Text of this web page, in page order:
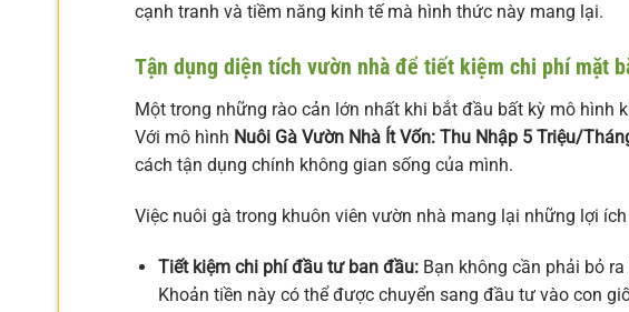
cạnh tranh và tiềm năng kinh tế mà hình thức này mang lại.
Tận dụng diện tích vườn nhà để tiết kiệm chi phí mặt
Một trong những rào cản lớn nhất khi bắt đầu bất kỳ mô hình
Với mô hình Nuôi Gà Vườn Nhà Ít Vốn: Thu Nhập 5 Triệu/
cách tận dụng chính không gian sống của mình.
Việc nuôi gà trong khuôn viên vườn nhà mang lại những lợi
Tiết kiệm chi phí đầu tư ban đầu:Bạn không cần phải bỏ
Khoản tiền này có thể được chuyển sang đầu tư vào con